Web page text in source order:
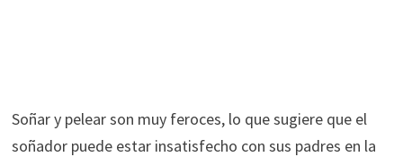
Soñar y pelear son muy feroces, lo que sugiere que el
soñador puede estar insatisfecho con sus padres en la